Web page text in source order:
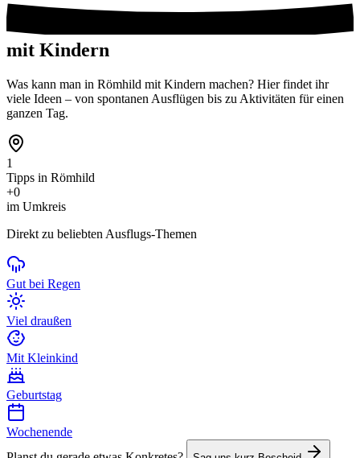
mit Kindern
Was kann man in Römhild mit Kindern machen? Hier findet ihr
viele Ideen – von spontanen Ausflügen bis zu Aktivitäten für einen
ganzen Tag.
1
Tipps in Römhild
+0
im Umkreis
Direkt zu beliebten Ausflugs-Themen
Gut bei Regen
Viel draußen
Mit Kleinkind
Geburtstag
Wochenende